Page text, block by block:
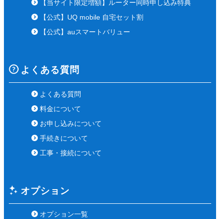
【当サイト限定増額】ルーター同時申し込み特典
【公式】UQ mobile 自宅セット割
【公式】auスマートバリュー
よくある質問
よくある質問
料金について
お申し込みについて
手続きについて
工事・接続について
オプション
オプション一覧